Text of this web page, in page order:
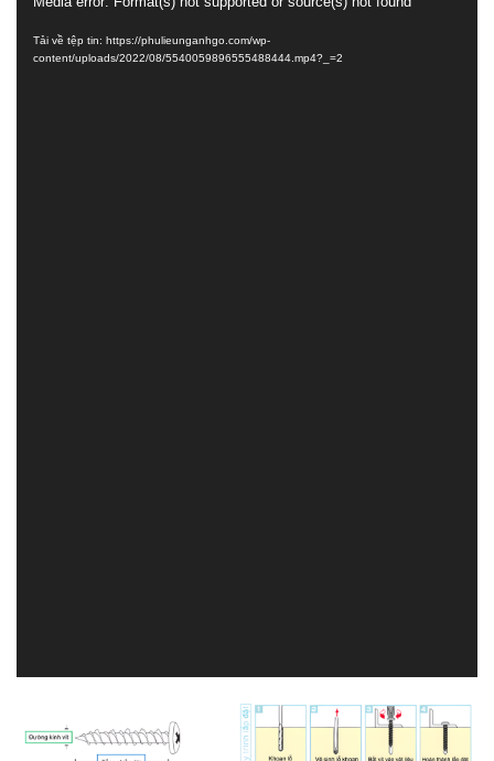
Trình
chơi
Video
Tải về tệp tin: https://phulieunganhgo.com/wp-
content/uploads/2022/08/5540059896555488444.mp4?_=2